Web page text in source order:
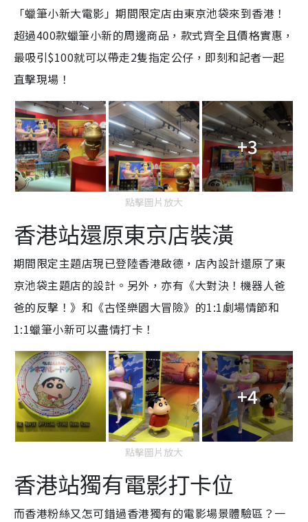
%
T
i
m
e
「蠟筆小新大電影」期間限定店由東京池袋來到香港！
超過400款蠟筆小新的周邊商品，款式齊全且價格實惠，
最吸引$100就可以帶走2隻指定公仔，即刻和記者一起
直擊現場！
+3
點擊圖片放大
香港站還原東京店裝潢
期間限定主題店現已登陸香港啟德，店內設計還原了東
京池袋主題店的設計。另外，亦有《大對決！機器人爸
爸的反擊！》和《古怪樂園大冒險》的1:1劇場情節和
1:1蠟筆小新可以盡情打卡！
+4
點擊圖片放大
香港站獨有電影打卡位
而香港粉絲又怎可錯過香港獨有的電影場景體驗區？一